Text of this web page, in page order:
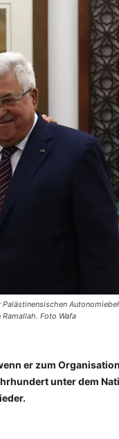
Foto Wafa
er zum
unter dem